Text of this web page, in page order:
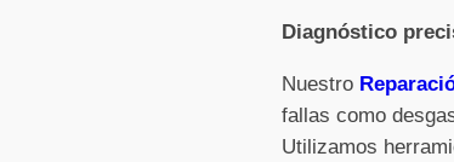
Diagnóstico
Nuestro
fallas como
Utilizamos